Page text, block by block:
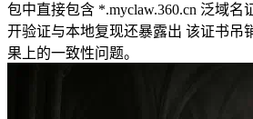
包中直接包含 *.myclaw.360.cn 泛域名
开验证与本地复现还暴露出 该证书吊
果上的一致性问题。